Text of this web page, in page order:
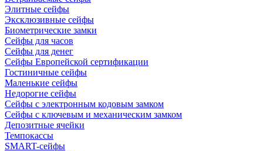
Элитные сейфы
Эксклюзивные сейфы
Биометрические замки
Сейфы для часов
Сейфы для денег
Сейфы Европейской сертификации
Гостиничные сейфы
Маленькие сейфы
Недорогие сейфы
Сейфы с электронным кодовым замком
Сейфы с ключевым и механическим замком
Депозитные ячейки
Темпокассы
SMART-сейфы